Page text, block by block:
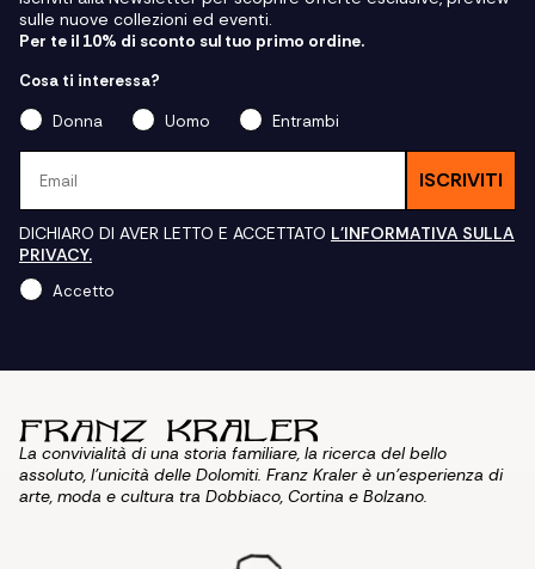
sulle nuove collezioni ed eventi.
Per te il 10% di sconto sul tuo primo ordine.
Cosa ti interessa?
Donna
Uomo
Entrambi
ISCRIVITI
DICHIARO DI AVER LETTO E ACCETTATO L'INFORMATIVA SULLA
PRIVACY.
Accetto
La convivialità di una storia familiare, la ricerca del bello
assoluto, l'unicità delle Dolomiti. Franz Kraler è un'esperienza di
arte, moda e cultura tra Dobbiaco, Cortina e Bolzano.